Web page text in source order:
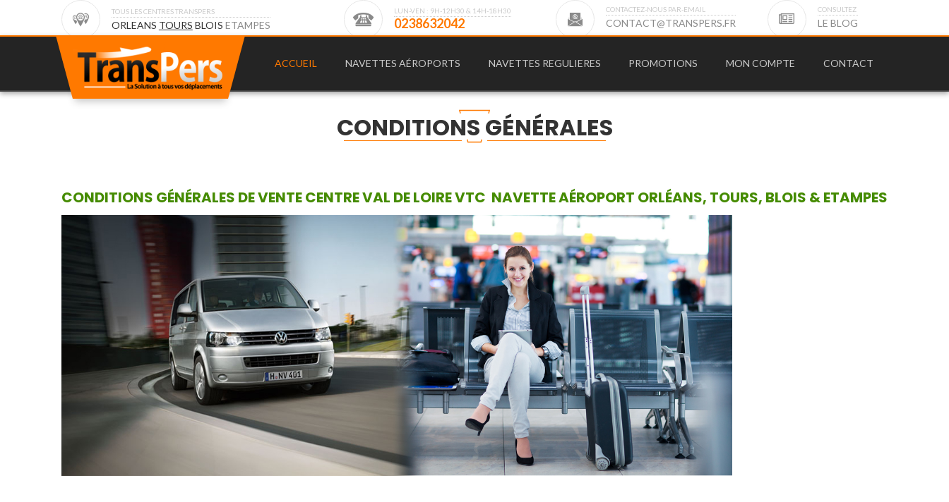
TOUS LES CENTRES TRANSPERS
ORLEANS TOURS BLOIS ETAMPES
LUN-VEN : 9H-12H30 & 14H-18H30
0238632042
CONTACTEZ-NOUS PAR-EMAIL
CONTACT@TRANSPERS.FR
CONSULTEZ
LE BLOG
ACCUEIL NAVETTES AÉROPORTS NAVETTES REGULIERES PROMOTIONS MON COMPTE CONTACT
CONDITIONS GÉNÉRALES
CONDITIONS GÉNÉRALES DE VENTE CENTRE VAL DE LOIRE VTC NAVETTE AÉROPORT ORLÉANS, TOURS, BLOIS & ETAMPES